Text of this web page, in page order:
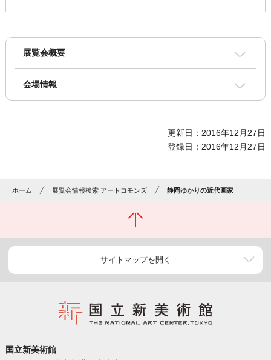
展覧会概要
会場情報
更新日：2016年12月27日
登録日：2016年12月27日
ホーム 展覧会情報検索 アートコモンズ 静岡ゆかりの近代画家
サイトマップを開く
国立新美術館